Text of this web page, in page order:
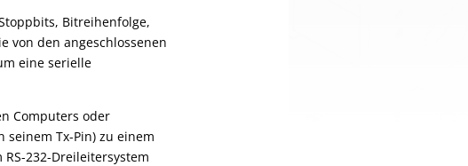
Bitreihenfolge,
von den angeschlossenen
eine serielle
Computers oder
seinem Tx-Pin) zu einem
232-Dreileitersystem